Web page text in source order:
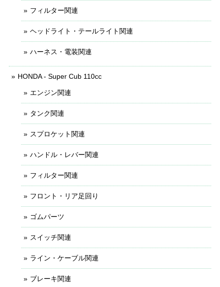
フィルター関連
ヘッドライト・テールライト関連
ハーネス・電装関連
HONDA - Super Cub 110cc
エンジン関連
タンク関連
スプロケット関連
ハンドル・レバー関連
フィルター関連
フロント・リア足回り
ゴムパーツ
スイッチ関連
ライン・ケーブル関連
ブレーキ関連